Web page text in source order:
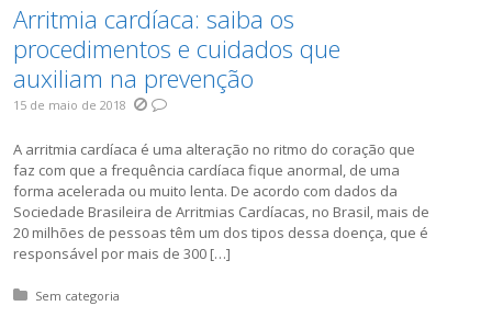
Arritmia cardíaca: saiba os
procedimentos e cuidados que
auxiliam na prevenção
15 de maio de 2018
A arritmia cardíaca é uma alteração no ritmo do coração que
faz com que a frequência cardíaca fique anormal, de uma
forma acelerada ou muito lenta. De acordo com dados da
Sociedade Brasileira de Arritmias Cardíacas, no Brasil, mais de
20 milhões de pessoas têm um dos tipos dessa doença, que é
responsável por mais de 300 […]
Posted in:
Sem categoria